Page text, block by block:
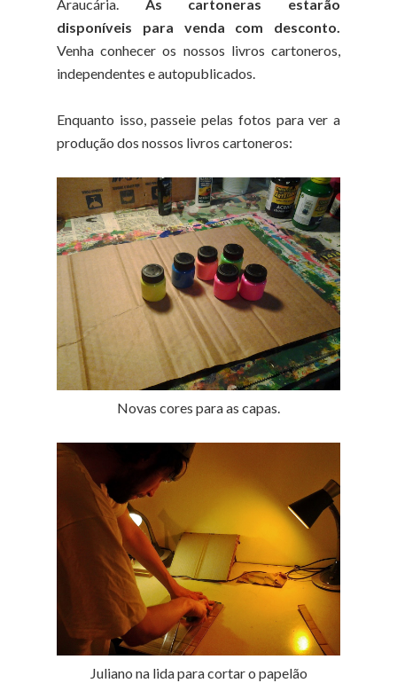
Araucária. As cartoneras estarão
disponíveis para venda com desconto.
Venha conhecer os nossos livros cartoneros,
independentes e autopublicados.
Enquanto isso, passeie pelas fotos para ver a
produção dos nossos livros cartoneros:
Novas cores para as capas.
Juliano na lida para cortar o papelão